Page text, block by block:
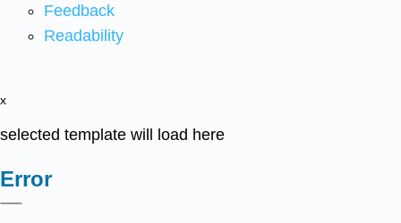
Feedback
Readability
x
selected template will load here
Error